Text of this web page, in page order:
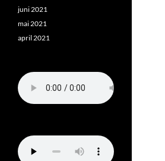
juni 2021
mai 2021
april 2021